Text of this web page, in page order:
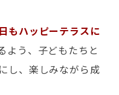
もハッピーテラスに
よう、子どもたちと
し、楽しみながら成